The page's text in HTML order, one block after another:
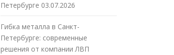
Петербурге 03.07.2026
Гибка металла в Санкт-
Петербурге: современные
решения от компании ЛВП